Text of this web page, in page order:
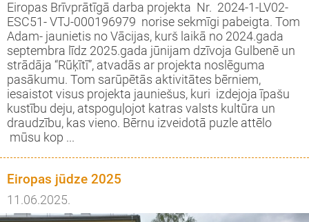
Eiropas Brīvprātīgā darba projekta Nr. 2024-1-LV02-
ESC51- VTJ-000196979 norise sekmīgi pabeigta. Tom
Adam- jaunietis no Vācijas, kurš laikā no 2024.gada
septembra līdz 2025.gada jūnijam dzīvoja Gulbenē un
strādāja “Rūķītī”, atvadās ar projekta noslēguma
pasākumu. Tom sarūpētās aktivitātes bērniem,
iesaistot visus projekta jauniešus, kuri izdejoja īpašu
kustību deju, atspoguļojot katras valsts kultūra un
draudzību, kas vieno. Bērnu izveidotā puzle attēlo
mūsu kop ...
Eiropas jūdze 2025
11.06.2025.